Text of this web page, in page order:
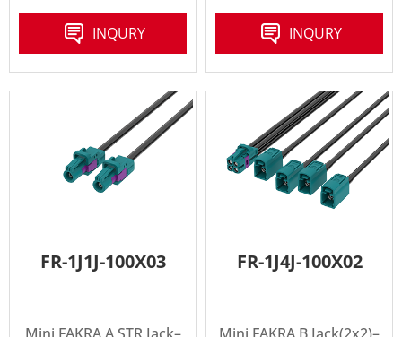
INQURY INQURY
FR-1J1J-100X03 FR-1J4J-100X02